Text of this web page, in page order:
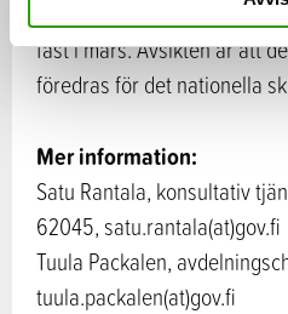
Visionen och målen för den
fast i mars. Avsikten är att
föredras för det nationella
Mer information:
Satu Rantala, konsultativ
62045, satu.rantala(at)gov.fi
Tuula Packalen,
tuula.packalen(at)gov.fi